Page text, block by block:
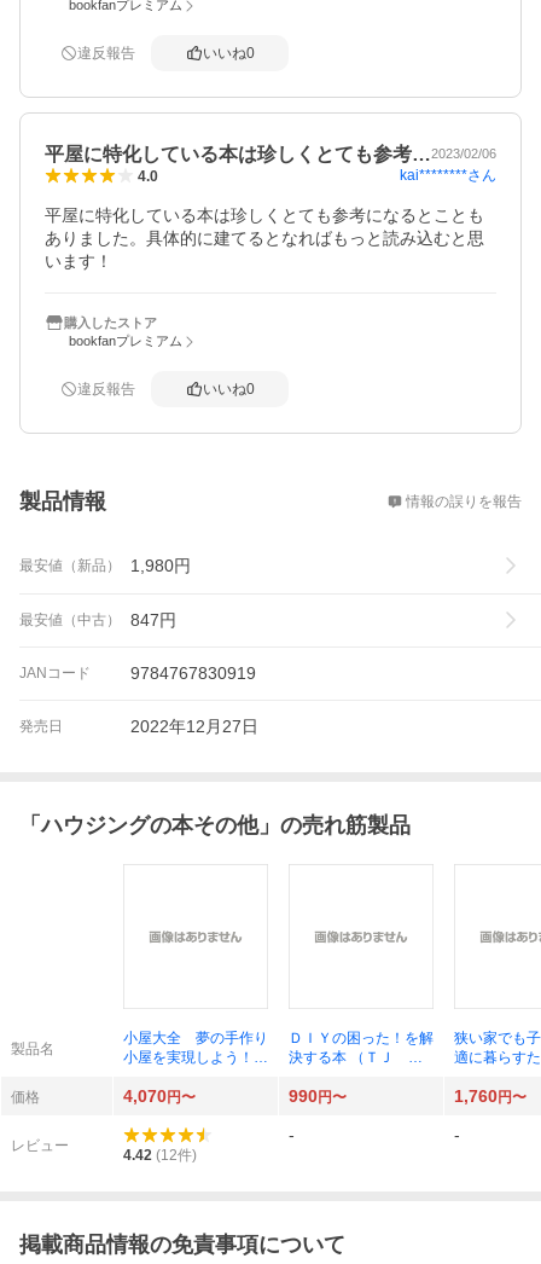
bookfanプレミアム
違反報告 いいね0
平屋に特化している本は珍しくとても参考…2023/02/06
4.0 kai********さん
平屋に特化している本は珍しくとても参考になるとことも
ありました。具体的に建てるとなればもっと読み込むと思
います！
購入したストア
bookfanプレミアム
違反報告 いいね0
製品情報 情報の誤りを報告
最安値（新品） 1,980円
最安値（中古） 847円
JANコード 9784767830919
発売日 2022年12月27日
「ハウジングの本その他」の売れ筋製品
製品名
小屋大全 夢の手作り
小屋を実現しよう！
践的ノウハウ集 西野
ＤＩＹの困った！を解
決する本 （ＴＪ Ｍ
／監修
狭い家でも
適に暮らす
のりこ／著
価格 4,070円〜 990円〜 1,760円〜
レビュー
4.42 (12件)
- -
掲載商品情報の免責事項について